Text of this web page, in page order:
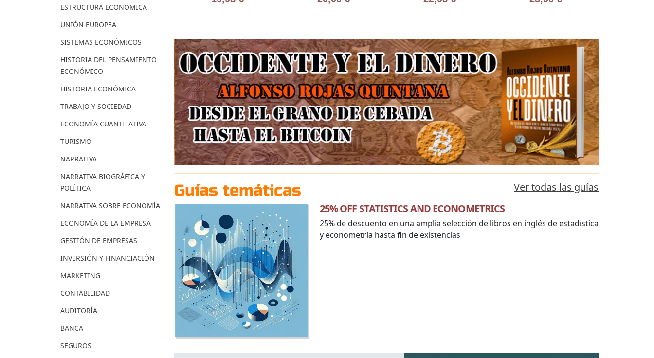
ESTRUCTURA ECONÓMICA
UNIÓN EUROPEA
SISTEMAS ECONÓMICOS
HISTORIA DEL PENSAMIENTO
ECONÓMICO
HISTORIA ECONÓMICA
TRABAJO Y SOCIEDAD
ECONOMÍA CUANTITATIVA
TURISMO
NARRATIVA
NARRATIVA BIOGRÁFICA Y
POLÍTICA
NARRATIVA SOBRE ECONOMÍA
ECONOMÍA DE LA EMPRESA
GESTIÓN DE EMPRESAS
INVERSIÓN Y FINANCIACIÓN
MARKETING
CONTABILIDAD
AUDITORÍA
BANCA
SEGUROS
Ver todas las guías
Guías temáticas
25% OFF STATISTICS AND ECONOMETRICS
25% de descuento en una amplia selección de libros en inglés de estadística
y econometría hasta fin de existencias